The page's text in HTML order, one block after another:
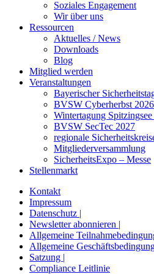
Soziales Engagement
Wir über uns
Ressourcen
Aktuelles / News
Downloads
Blog
Mitglied werden
Veranstaltungen
Bayerischer
BVSW Cyberherbst 2026
Wintertagung
BVSW SecTec 2027
regionale
Mitgliederversammlung
SicherheitsExpo – Messe
Stellenmarkt
Kontakt
Impressum
Datenschutz |
Newsletter abonnieren |
Allgemeine
Allgemeine
Satzung |
Compliance Leitlinie